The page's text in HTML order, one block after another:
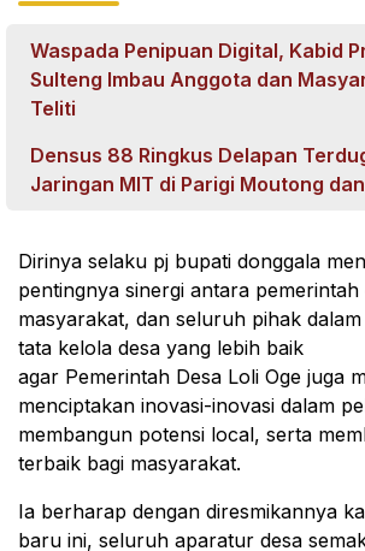
Waspada Penipuan Digital, Kabid
Sulteng Imbau Anggota dan
Teliti
Densus 88 Ringkus Delapan
Jaringan MIT di Parigi Moutong
Dirinya selaku pj bupati donggala
pentingnya sinergi antara pemerintah
masyarakat, dan seluruh pihak
tata kelola desa yang lebih baik
agar Pemerintah Desa Loli Oge juga
menciptakan inovasi-inovasi dalam
membangun potensi local, serta
terbaik bagi masyarakat.
Ia berharap dengan diresmikannya
baru ini, seluruh aparatur desa